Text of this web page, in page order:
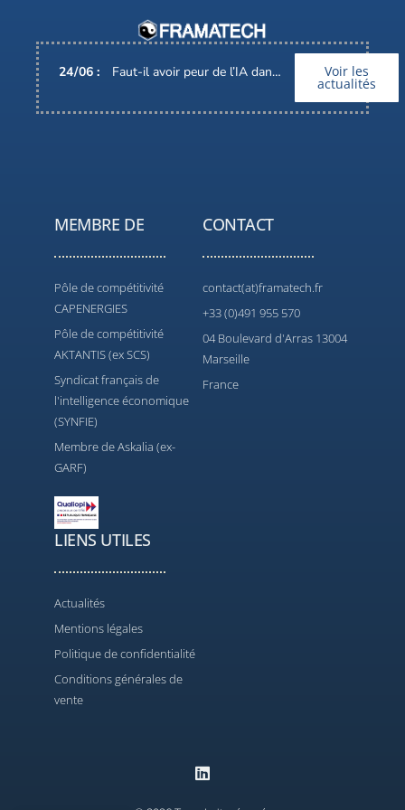
24/06 : Faut-il avoir peur de l’IA dans nos métiers ? Voir les
actualités
MEMBRE DE
Pôle de compétitivité
CAPENERGIES
Pôle de compétitivité
AKTANTIS (ex SCS)
Syndicat français de
l'intelligence économique
(SYNFIE)
Membre de Askalia (ex-
GARF)
CONTACT
contact(at)framatech.fr
+33 (0)491 955 570
04 Boulevard d'Arras 13004
Marseille
France
LIENS UTILES
Actualités
Mentions légales
Politique de confidentialité
Conditions générales de
vente